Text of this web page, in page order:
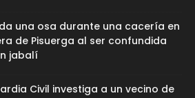
una osa durante una cacería en
de Pisuerga al ser confundida
jabalí
Civil investiga a un vecino de